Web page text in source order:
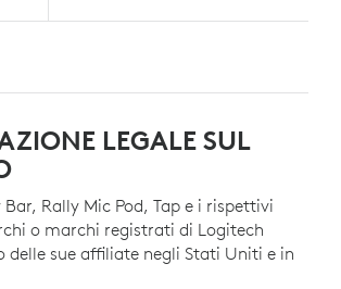
LEGALE SUL
Rally Mic Pod, Tap e i rispettivi
o marchi registrati di Logitech
delle sue affiliate negli Stati Uniti e in